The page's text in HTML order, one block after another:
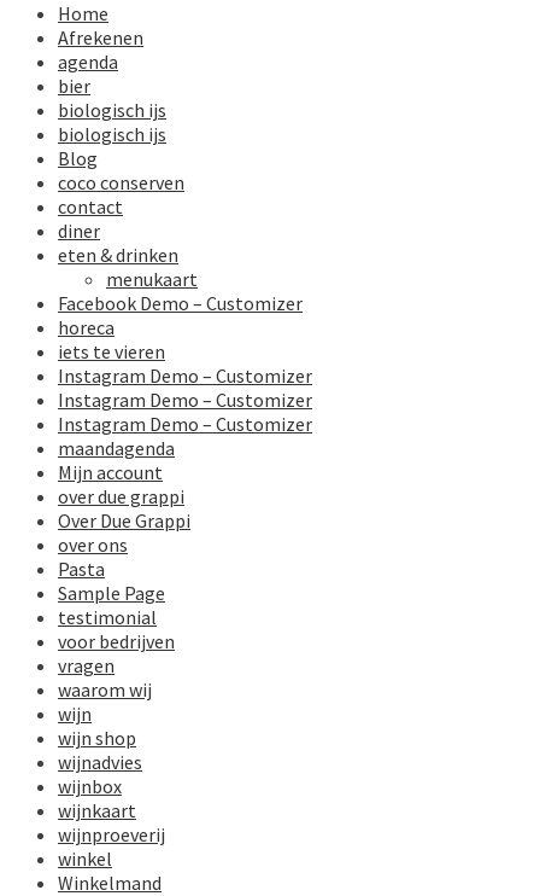
Home
Afrekenen
agenda
bier
biologisch ijs
biologisch ijs
Blog
coco conserven
contact
diner
eten & drinken
menukaart
Facebook Demo – Customizer
horeca
iets te vieren
Instagram Demo – Customizer
Instagram Demo – Customizer
Instagram Demo – Customizer
maandagenda
Mijn account
over due grappi
Over Due Grappi
over ons
Pasta
Sample Page
testimonial
voor bedrijven
vragen
waarom wij
wijn
wijn shop
wijnadvies
wijnbox
wijnkaart
wijnproeverij
winkel
Winkelmand